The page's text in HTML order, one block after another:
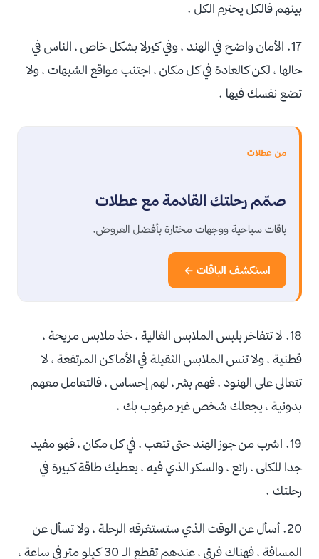
بينهم فالكل يحترم الكل .
17. الأمان واضح في الهند ، وفي كيرلا بشكل خاص ، الناس في
حالها ، لكن كالعادة في كل مكان ، اجتنب مواقع الشبهات ، ولا
تضع نفسك فيها .
من عطلات
صمّم رحلتك القادمة مع عطلات
باقات سياحية ووجهات مختارة بأفضل العروض.
استكشف الباقات ←
18. لا تتفاخر بلبس الملابس الغالية ، خذ ملابس مريحة ،
قطنية ، ولا تنس الملابس الثقيلة في الأماكن المرتفعة ، لا
تتعالى على الهنود ، فهم بشر ، لهم إحساس ، فالتعامل معهم
بدونية ، يجعلك شخص غير مرغوب بك .
19. اشرب من جوز الهند حتى تتعب ، في كل مكان ، فهو مفيد
جدا للكلى ، رائع ، والسكر الذي فيه ، يعطيك طاقة كبيرة في
رحلتك .
20. أسأل عن الوقت الذي ستستغرقه الرحلة ، ولا تسأل عن
المسافة ، فهناك فرق ، عندهم تقطع الـ 30 كيلو متر في ساعة ،